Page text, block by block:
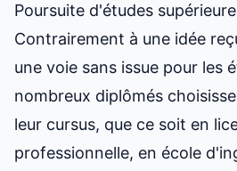
Poursuite d'études
Contrairement à une idée
une voie sans issue pour les
nombreux diplômés
leur cursus, que ce soit en
professionnelle, en école